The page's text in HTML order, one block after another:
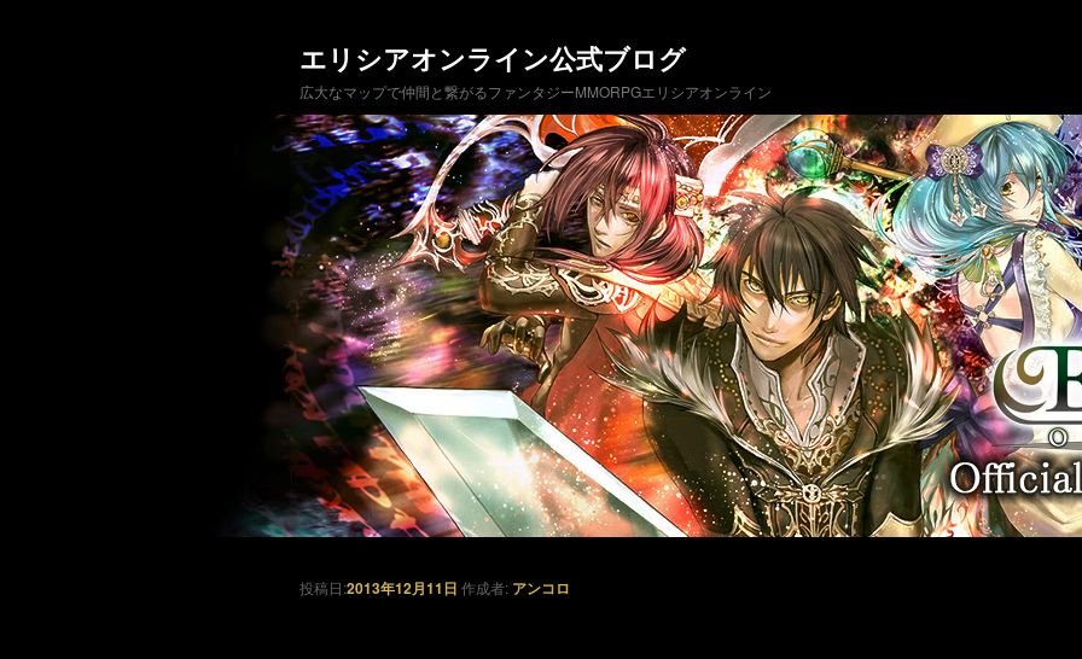
エリシアオンライン公式ブログ
広大なマップで仲間と繋がるファンタジーMMORPGエリシアオンライン
投稿日:2013年12月11日 作成者: アンコロ